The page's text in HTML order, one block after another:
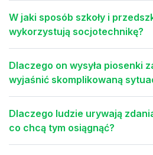
W jaki sposób szkoły i
wykorzystują socjotechnikę?
Dlaczego on wysyła piosenki
wyjaśnić skomplikowaną
Dlaczego ludzie urywają
co chcą tym osiągnąć?